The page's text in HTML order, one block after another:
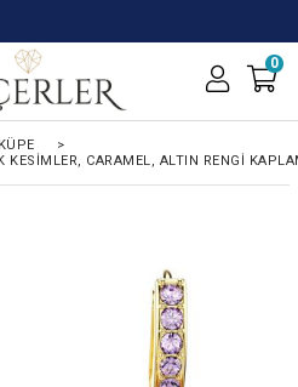
0
>
KESIMLER, CARAMEL, ALTIN RENGI